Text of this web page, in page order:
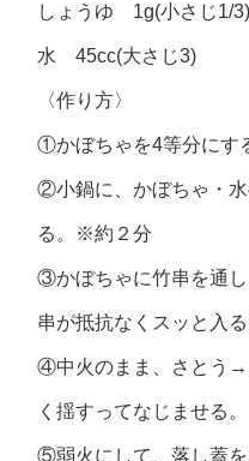
しょうゆ 1g(小さじ1/3)
水 45cc(大さじ3)
〈作り方〉
①かぼちゃを4等分にす
②小鍋に、かぼちゃ・
る。※約２分
③かぼちゃに竹串を通
串が抵抗なくスッと入
④中火のまま、さとう→
く揺すってなじませる。
⑤弱火にして、落し蓋